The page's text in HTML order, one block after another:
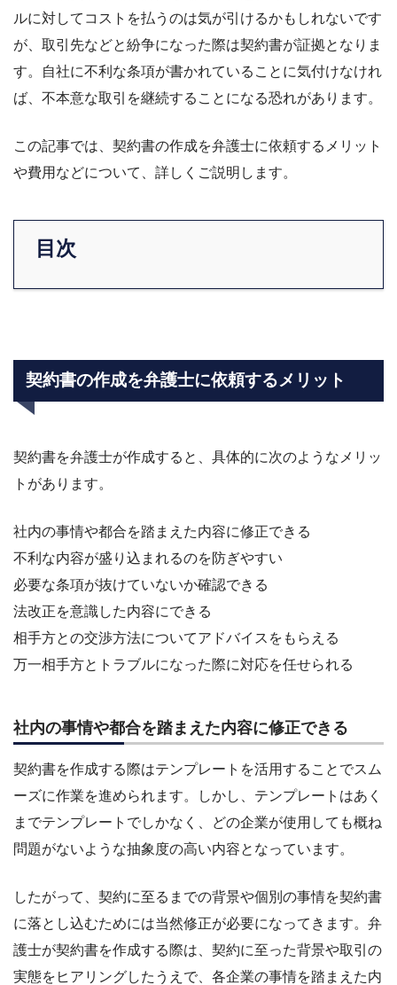
ルに対してコストを払うのは気が引けるかもしれないです
が、取引先などと紛争になった際は契約書が証拠となりま
す。自社に不利な条項が書かれていることに気付けなけれ
ば、不本意な取引を継続することになる恐れがあります。
この記事では、契約書の作成を弁護士に依頼するメリット
や費用などについて、詳しくご説明します。
目次
契約書の作成を弁護士に依頼するメリット
契約書を弁護士が作成すると、具体的に次のようなメリッ
トがあります。
社内の事情や都合を踏まえた内容に修正できる
不利な内容が盛り込まれるのを防ぎやすい
必要な条項が抜けていないか確認できる
法改正を意識した内容にできる
相手方との交渉方法についてアドバイスをもらえる
万一相手方とトラブルになった際に対応を任せられる
社内の事情や都合を踏まえた内容に修正できる
契約書を作成する際はテンプレートを活用することでスム
ーズに作業を進められます。しかし、テンプレートはあく
までテンプレートでしかなく、どの企業が使用しても概ね
問題がないような抽象度の高い内容となっています。
したがって、契約に至るまでの背景や個別の事情を契約書
に落とし込むためには当然修正が必要になってきます。弁
護士が契約書を作成する際は、契約に至った背景や取引の
実態をヒアリングしたうえで、各企業の事情を踏まえた内